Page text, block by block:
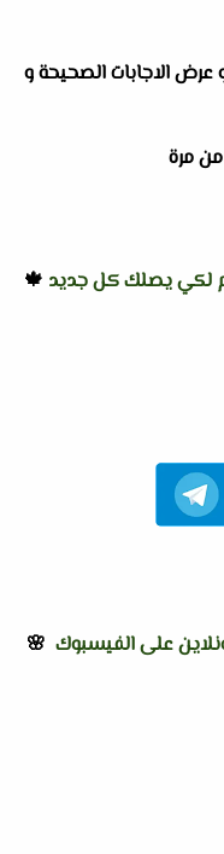
الاجابات الصحيحة و
من مرة
لكي يصلك كل جديد 🍁
على الفيسبوك 🌸